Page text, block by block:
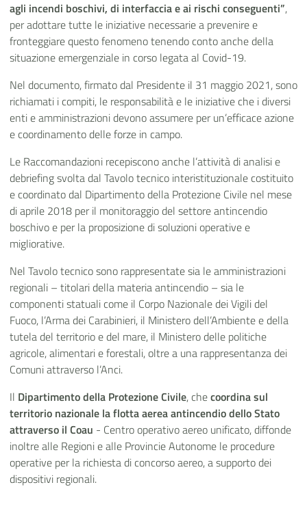
agli incendi boschivi, di interfaccia e ai rischi conseguenti”,
per adottare tutte le iniziative necessarie a prevenire e
fronteggiare questo fenomeno tenendo conto anche della
situazione emergenziale in corso legata al Covid-19.
Nel documento, firmato dal Presidente il 31 maggio 2021, sono
richiamati i compiti, le responsabilità e le iniziative che i diversi
enti e amministrazioni devono assumere per un’efficace azione
e coordinamento delle forze in campo.
Le Raccomandazioni recepiscono anche l’attività di analisi e
debriefing svolta dal Tavolo tecnico interistituzionale costituito
e coordinato dal Dipartimento della Protezione Civile nel mese
di aprile 2018 per il monitoraggio del settore antincendio
boschivo e per la proposizione di soluzioni operative e
migliorative.
Nel Tavolo tecnico sono rappresentate sia le amministrazioni
regionali – titolari della materia antincendio – sia le
componenti statuali come il Corpo Nazionale dei Vigili del
Fuoco, l’Arma dei Carabinieri, il Ministero dell’Ambiente e della
tutela del territorio e del mare, il Ministero delle politiche
agricole, alimentari e forestali, oltre a una rappresentanza dei
Comuni attraverso l’Anci.
Il Dipartimento della Protezione Civile, checoordina sul
territorio nazionale la flotta aerea antincendio dello Stato
attraverso il Coau - Centro operativo aereo unificato, diffonde
inoltre alle Regioni e alle Provincie Autonome le procedure
operative per la richiesta di concorso aereo, a supporto dei
dispositivi regionali.